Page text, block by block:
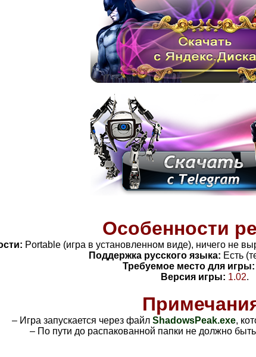
Особенности
Portable (игра в установленном виде), ничего не
Поддержка русского языка: Есть
Требуемое место для игры:
Версия игры: 1.02.
– Игра запускается через файл ShadowsPeak.exe,
– По пути до распакованной папки не должно быть